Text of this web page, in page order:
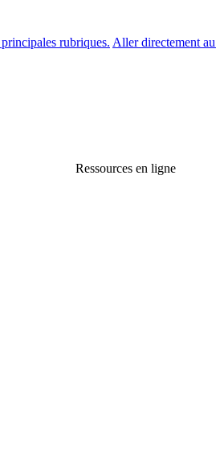
rubriques. Aller directement
Ressources en ligne